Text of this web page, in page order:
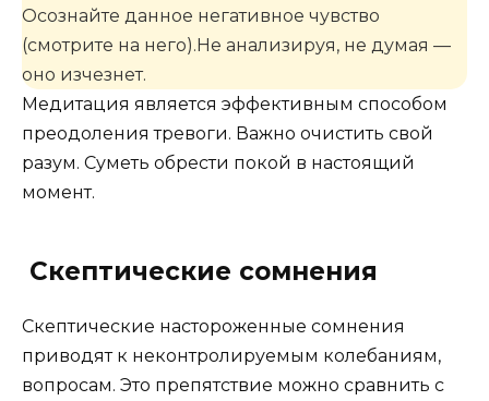
Осознайте данное негативное чувство
(смотрите на него).Не анализируя, не думая —
оно изчезнет.
Медитация является эффективным способом
преодоления тревоги. Важно очистить свой
разум. Суметь обрести покой в ​​настоящий
момент.
Скептические сомнения
Скептические настороженные сомнения
приводят к неконтролируемым колебаниям,
вопросам. Это препятствие можно сравнить с